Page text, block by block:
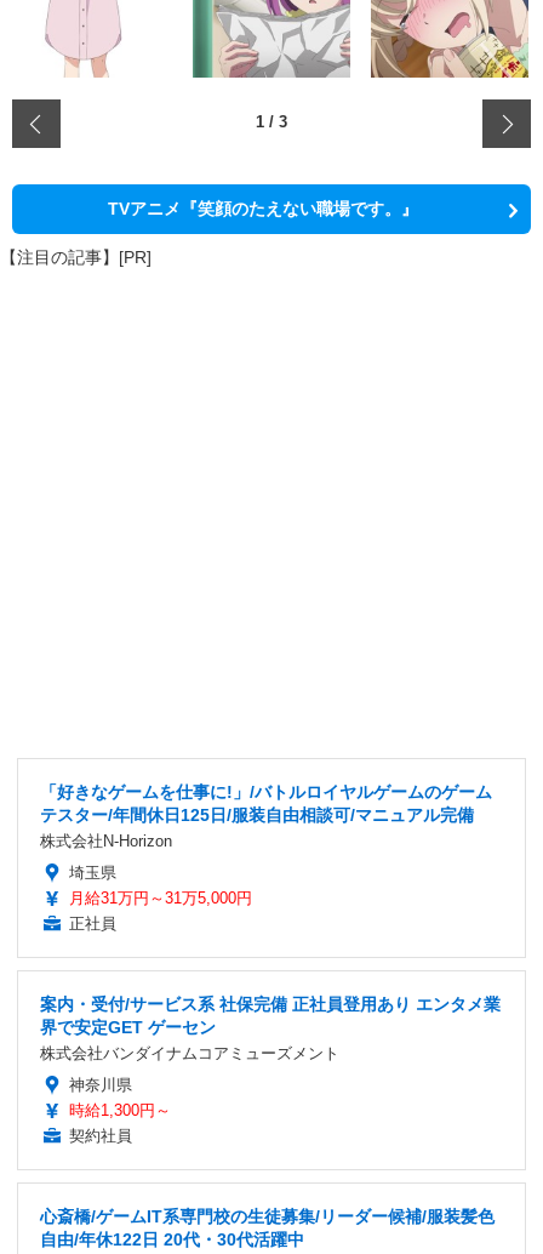
1 / 3
TVアニメ『笑顔のたえない職場です。』
【注目の記事】[PR]
「好きなゲームを仕事に!」/バトルロイヤルゲームのゲーム
テスター/年間休日125日/服装自由相談可/マニュアル完備
株式会社N-Horizon
埼玉県
月給31万円～31万5,000円
正社員
案内・受付/サービス系 社保完備 正社員登用あり エンタメ業
界で安定GET ゲーセン
株式会社バンダイナムコアミューズメント
神奈川県
時給1,300円～
契約社員
心斎橋/ゲームIT系専門校の生徒募集/リーダー候補/服装髪色
自由/年休122日 20代・30代活躍中